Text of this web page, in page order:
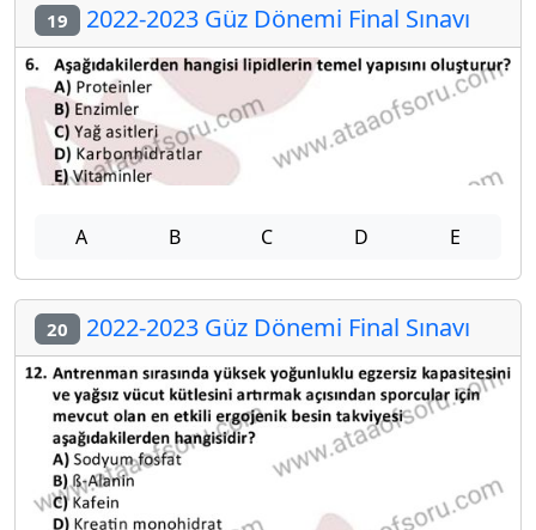
19 2022-2023 Güz Dönemi Final Sınavı
A B C D E
20 2022-2023 Güz Dönemi Final Sınavı